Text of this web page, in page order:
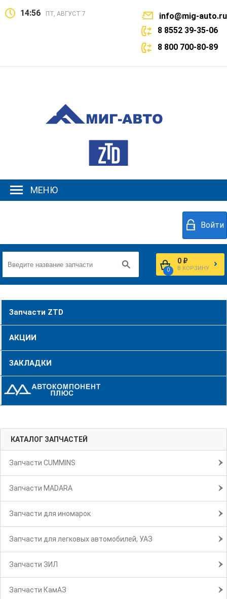
14:56 ПТ, АВГУСТ 7
info@mig-auto.ru
8 8552 39-35-06
8 800 700-80-89
МЕНЮ
Войти
0
0 ₽
В КОРЗИНУ
Запчасти ZTD
АКЦИИ
ЗАКЛАДКИ
КАТАЛОГ ЗАПЧАСТЕЙ
Запчасти CUMMINS
Запчасти MADARA
Запчасти для иномарок
Запчасти для легковых автомобилей, УАЗ
Запчасти ЗИЛ
Запчасти КамАЗ